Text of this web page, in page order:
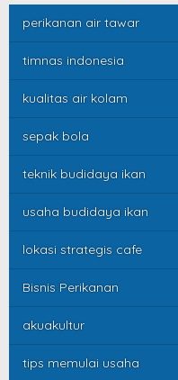
perikanan air tawar
timnas indonesia
kualitas air kolam
sepak bola
teknik budidaya ikan
usaha budidaya ikan
lokasi strategis cafe
Bisnis Perikanan
akuakultur
tips memulai usaha